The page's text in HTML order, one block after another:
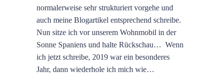
normalerweise sehr strukturiert vorgehe und
auch meine Blogartikel entsprechend schreibe.
Nun sitze ich vor unserem Wohnmobil in der
Sonne Spaniens und halte Rückschau… Wenn
ich jetzt schreibe, 2019 war ein besonderes
Jahr, dann wiederhole ich mich wie…